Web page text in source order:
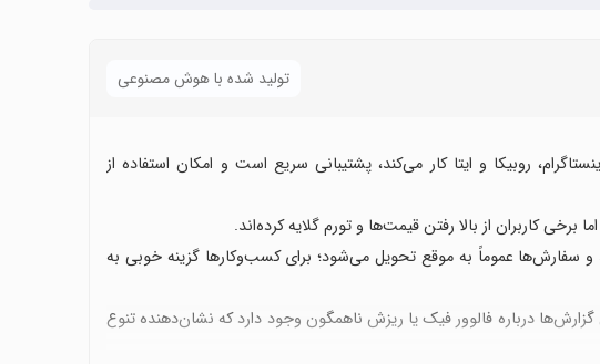
تولید شده با هوش مصنوعی
روبیکا و ایتا کار می‌کند، پشتیبانی سریع است و امکان استفاده از
کاربران از بالا رفتن قیمت‌ها و تورم گلایه کرده‌اند.
سفارش‌ها عموماً به موقع تحویل می‌شود؛ برای کسب‌وکارها گزینه خوبی به
درباره فالوور فیک یا ریزش ناهمگون وجود دارد که نشان‌دهنده تنوع